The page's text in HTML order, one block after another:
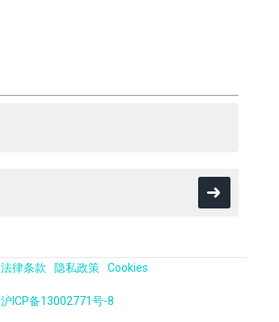
法律条款 隐私政策 Cookies
沪ICP备13002771号-8